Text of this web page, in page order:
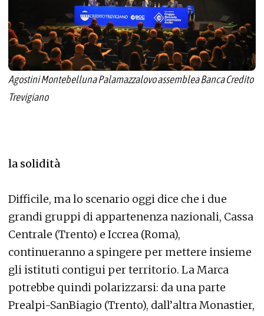
Agostini Montebelluna Palamazzalovo assemblea Banca Credito
Trevigiano
la solidità
Difficile, ma lo scenario oggi dice che i due
grandi gruppi di appartenenza nazionali, Cassa
Centrale (Trento) e Iccrea (Roma),
continueranno a spingere per mettere insieme
gli istituti contigui per territorio. La Marca
potrebbe quindi polarizzarsi: da una parte
Prealpi-SanBiagio (Trento), dall’altra Monastier,